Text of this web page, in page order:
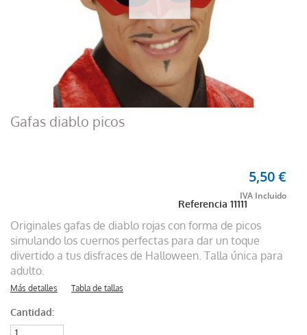
Gafas diablo picos
Referencia11111
5,50 €
Originales gafas de diablo rojas con forma de picos
simulando los cuernos perfectas para dar un toque
divertido a tus disfraces de Halloween. Talla única para
adulto.
Más detalles Tabla de tallas
Cantidad: